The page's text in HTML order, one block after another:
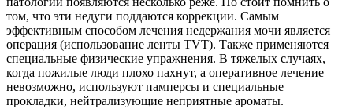
том, что эти недуги поддаются коррекции. Самым
эффективным способом лечения недержания мочи является
операция (использование ленты TVT). Также применяются
специальные физические упражнения. В тяжелых случаях,
когда пожилые люди плохо пахнут, а оперативное лечение
невозможно, используют памперсы и специальные
прокладки, нейтрализующие неприятные ароматы.